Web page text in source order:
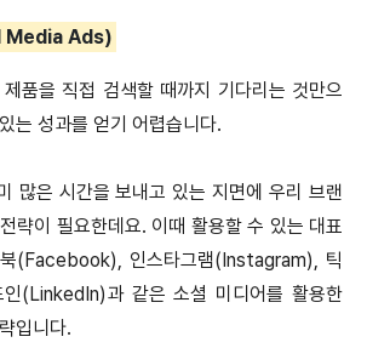
Media Ads)
품을 직접 검색할 때까지 기다리는 것만으
는 성과를 얻기 어렵습니다.
많은 시간을 보내고 있는 지면에 우리 브랜
략이 필요한데요. 이때 활용할 수 있는 대표
(Facebook), 인스타그램(Instagram), 틱
(LinkedIn)과 같은 소셜 미디어를 활용한
입니다.